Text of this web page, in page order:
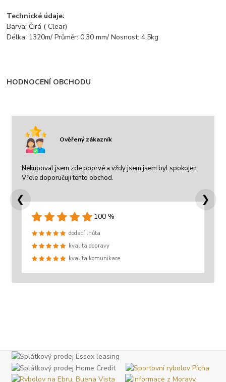
Technické údaje:
Barva: Čirá ( Clear)
Délka: 1320m/ Průměr: 0,30 mm/ Nosnost: 4,5kg
HODNOCENÍ OBCHODU
Ověřený zákazník
Nekupoval jsem zde poprvé a vždy jsem jsem byl spokojen.
Vřele doporučuji tento obchod.
100 %
dodací lhůta
kvalita dopravy
kvalita komunikace
❮ ❯